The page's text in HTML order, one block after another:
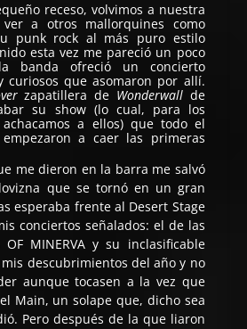
receso, volvimos a nuestra
a otros mallorquines como
punk rock al más puro estilo
esta vez me pareció un poco
banda ofreció un concierto
curiosos que asomaron por allí.
zapatillera de Wonderwallde
su show (lo cual, para los
a ellos) que todo el
a caer las primeras
me dieron en la barra me salvó
que se tornó en un gran
esperaba frente al Desert Stage
conciertos señalados: el de las
OF MINERVA y su inclasificable
descubrimientos del año y no
aunque tocasen a la vez que
Main, un solape que, dicho sea
Pero después de la que liaron